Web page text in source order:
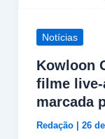
Notícias
Kowloon
filme
marcada
Redação 26